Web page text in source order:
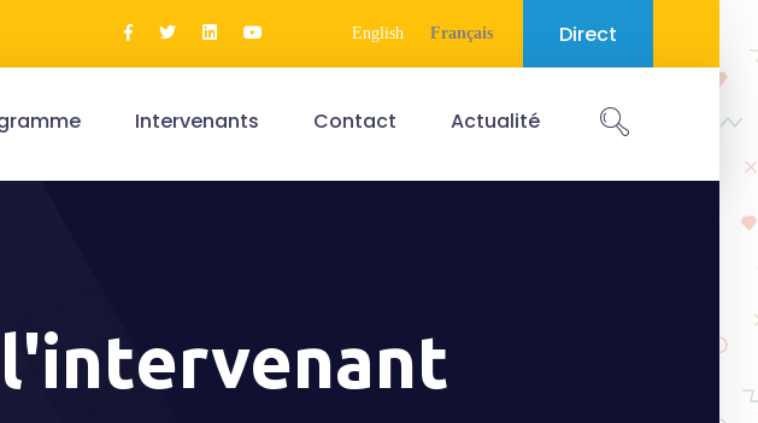
English Français Direct
Intervenants Contact Actualité